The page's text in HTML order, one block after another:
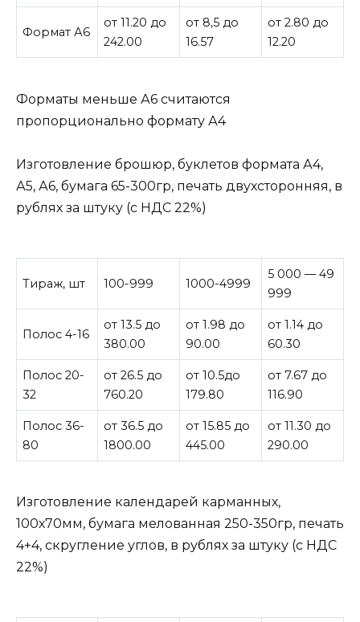
Формат А6
от 11.20 до
242.00
от 8,5 до
16.57
от 2.80 до
12.20
Форматы меньше А6 считаются
пропорционально формату А4
Изготовление брошюр, буклетов формата А4,
А5, А6, бумага 65-300гр, печать двухсторонняя, в
рублях за штуку (с НДС 22%)
Тираж, шт 100-999 1000-4999
5 000 — 49
999
Полос 4-16
от 13.5 до
380.00
от 1.98 до
90.00
от 1.14 до
60.30
Полос 20-
32
от 26.5 до
760.20
от 10.5до
179.80
от 7.67 до
116.90
Полос 36-
80
от 36.5 до
1800.00
от 15.85 до
445.00
от 11.30 до
290.00
Изготовление календарей карманных,
100х70мм, бумага мелованная 250-350гр, печать
4+4, скругление углов, в рублях за штуку (с НДС
22%)